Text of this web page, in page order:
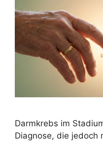
Darmkrebs im
Diagnose, die jedoch